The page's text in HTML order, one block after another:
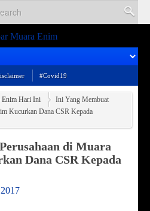
#Covid19
Enim Hari Ini
Ini Yang Membuat
Kucurkan Dana CSR Kepada
di Muara
Dana CSR Kepada